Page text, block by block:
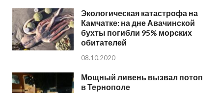
Экологическая катастрофа на
Камчатке: на дне Авачинской
бухты погибли 95% морских
обитателей
08.10.2020
Мощный ливень вызвал потоп
в Тернополе